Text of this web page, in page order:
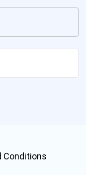
Conditions